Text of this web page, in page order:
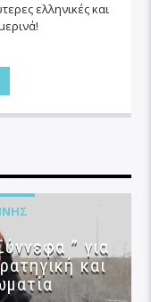
ελληνικές και
” για
και